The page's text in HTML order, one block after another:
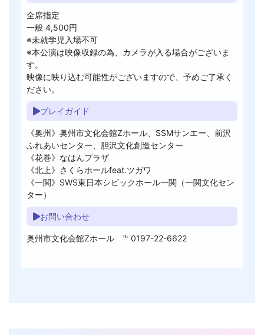
全席指定
一般 4,500円
※未就学児入場不可
※本公演は映像収録の為、カメラが入る場合がございま
す。
映像に映り込む可能性がございますので、予めご了承く
ださい。
プレイガイド
《奥州》奥州市文化会館Zホール、SSMサンエー、前沢
ふれあいセンター、胆沢文化創造センター
《花巻》なはんプラザ
《北上》さくらホールfeat.ツガワ
《一関》SWS東日本シビックホール一関（一関文化セン
ター）
お問い合わせ
奥州市文化会館Zホール ℡ 0197-22-6622